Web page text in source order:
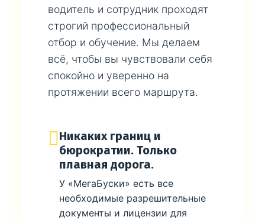
водитель и сотрудник проходят
строгий профессиональный
отбор и обучение. Мы делаем
всё, чтобы вы чувствовали себя
спокойно и уверенно на
протяжении всего маршрута.
Никаких границ и
бюрократии. Только
плавная дорога.
У «МегаБуски» есть все
необходимые разрешительные
документы и лицензии для